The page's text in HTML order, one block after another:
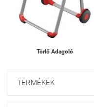
Törlő Adagoló
TERMÉKEK